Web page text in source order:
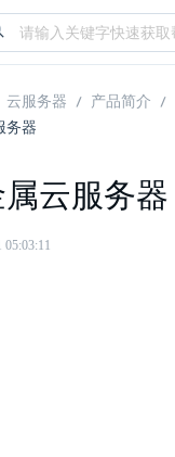
云服务器 产品简介
务器
云服务器